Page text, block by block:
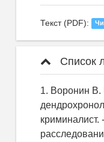
Текст (PDF):
Список
1. Воронин В.
криминалист.